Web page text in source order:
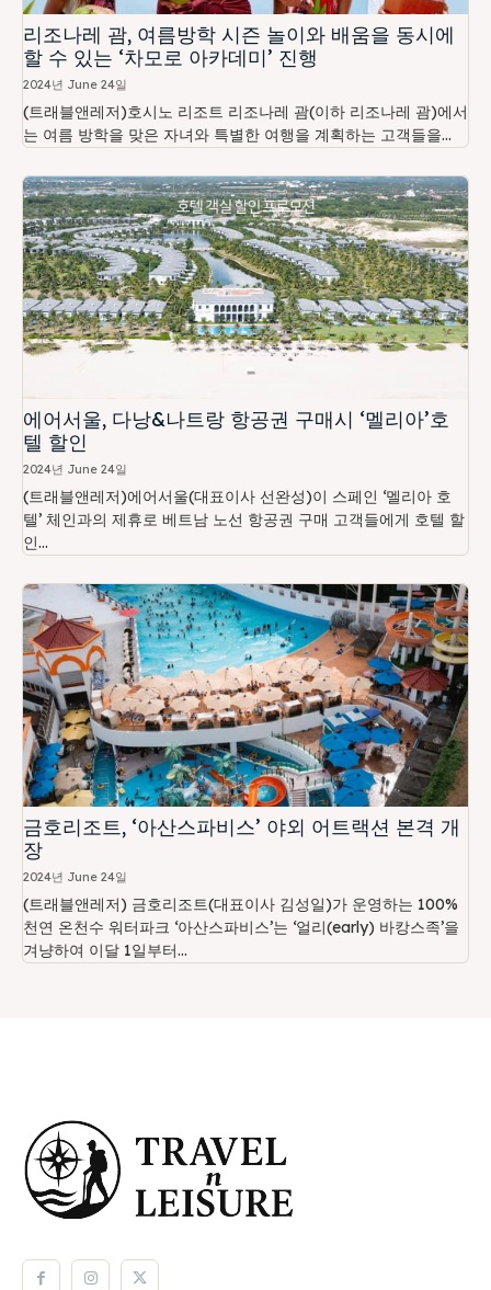
리조나레 괌, 여름방학 시즌 놀이와 배움을 동시에
할 수 있는 ‘차모로 아카데미’ 진행
2024년 June 24일
(트래블앤레저)호시노 리조트 리조나레 괌(이하 리조나레 괌)에서
는 여름 방학을 맞은 자녀와 특별한 여행을 계획하는 고객들을...
에어서울, 다낭&나트랑 항공권 구매시 ‘멜리아’호
텔 할인
2024년 June 24일
(트래블앤레저)에어서울(대표이사 선완성)이 스페인 ‘멜리아 호
텔’ 체인과의 제휴로 베트남 노선 항공권 구매 고객들에게 호텔 할
인...
금호리조트, ‘아산스파비스’ 야외 어트랙션 본격 개
장
2024년 June 24일
(트래블앤레저) 금호리조트(대표이사 김성일)가 운영하는 100%
천연 온천수 워터파크 ‘아산스파비스’는 ‘얼리(early) 바캉스족’을
겨냥하여 이달 1일부터...